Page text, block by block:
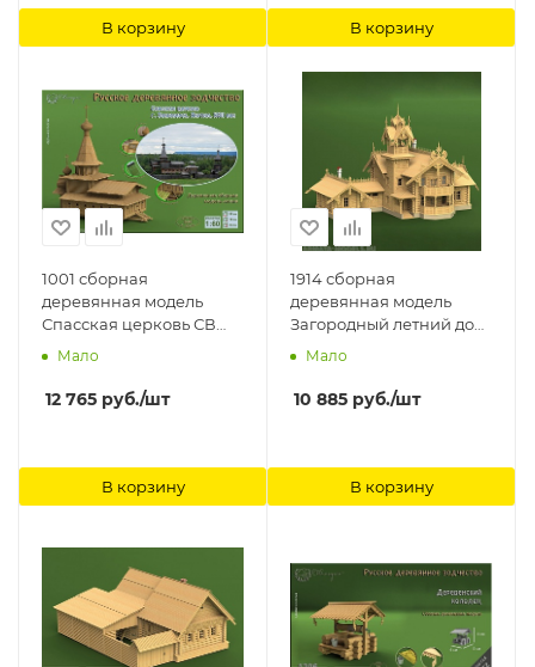
В корзину В корзину
1001 сборная
деревянная модель
Спасская церковь СВ
Модель
Мало
12 765 руб./шт
В корзину
1914 сборная
деревянная модель
Загородный летний дом
СВ Модель
Мало
10 885 руб./шт
В корзину